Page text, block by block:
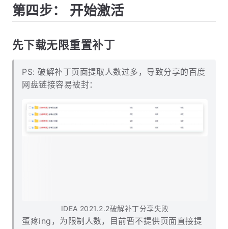
第四步： 开始激活
先下载无限重置补丁
PS: 破解补丁页面提取人数过多，导致分享的百度
网盘链接容易被封：
IDEA 2021.2.2破解补丁分享失败
蛋疼ing，为限制人数，目前暂不提供页面直接提